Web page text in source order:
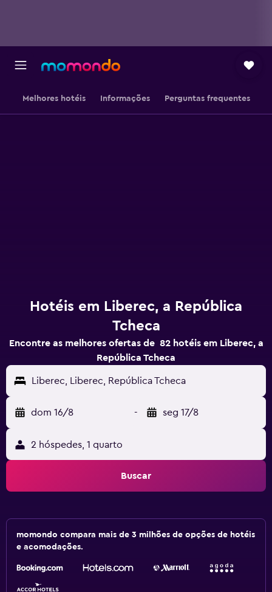
Melhores hotéis Informações Perguntas frequentes
Hotéis em Liberec, a República
Tcheca
Encontre as melhores ofertas de 82 hotéis em Liberec, a
República Tcheca
Liberec, Liberec, República Tcheca
dom 16/8 - seg 17/8
2 hóspedes, 1 quarto
Buscar
momondo compara mais de 3 milhões de opções de hotéis
e acomodações.